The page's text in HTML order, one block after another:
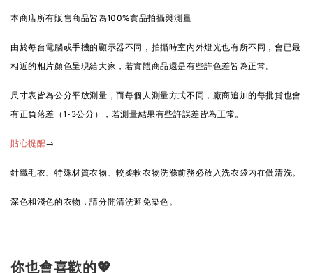
本商店所有販售商品皆為100%實品拍攝與測量
由於每台電腦或手機的顯示器不同，拍攝時室內外燈光也有所不同，會已最
相近的相片顏色呈現給大家，若實體商品還是有些許色差皆為正常。
尺寸表皆為公分平放測量，而每個人測量方式不同，廠商追加的每批貨也會
有正負落差（1-3公分），若測量結果有些許誤差皆為正常。
貼心提醒→
針織毛衣、特殊材質衣物、較柔軟衣物洗滌前務必放入洗衣袋內在做清洗。
深色和淺色的衣物，請分開清洗避免染色。
你也會喜歡的💖